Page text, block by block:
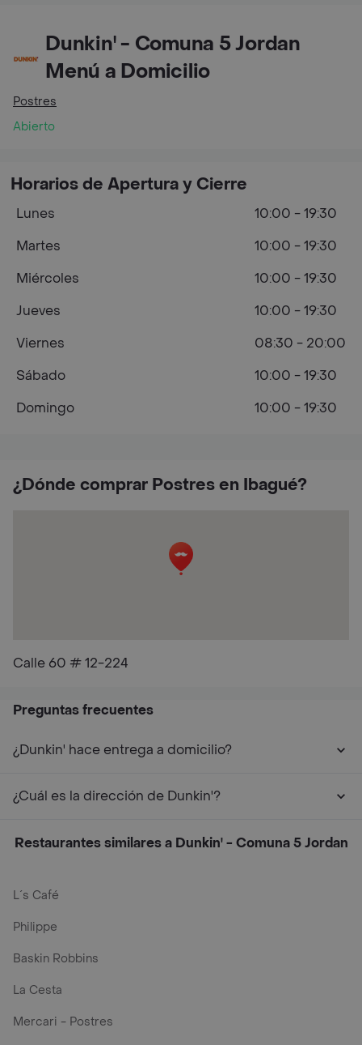
Dunkin' - Comuna 5 Jordan
Menú a Domicilio
Postres
Abierto
¿Dónde comprar Postres en Ibagué?
Calle 60 # 12-224
Horarios de Apertura y Cierre
Lunes
10:00 - 19:30
Martes
10:00 - 19:30
Miércoles
10:00 - 19:30
Jueves
10:00 - 19:30
Viernes
08:30 - 20:00
Sábado
10:00 - 19:30
Domingo
10:00 - 19:30
Preguntas frecuentes
¿Dunkin' hace entrega a domicilio?
¿Cuál es la dirección de Dunkin'?
Restaurantes similares a Dunkin' - Comuna 5 Jordan
L´s Café
Philippe
Baskin Robbins
La Cesta
Mercari - Postres